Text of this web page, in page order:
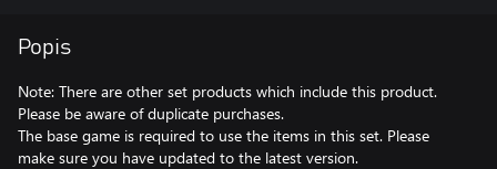
Popis
Note: There are other set products which include this product.
Please be aware of duplicate purchases.
The base game is required to use the items in this set. Please
make sure you have updated to the latest version.